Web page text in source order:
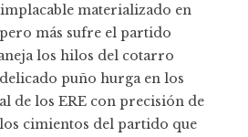
materializado en
más sufre el partido
los hilos del cotarro
puño hurga en los
de los ERE con precisión de
cimientos del partido que